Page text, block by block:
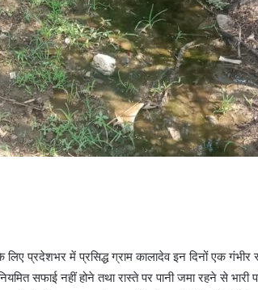
लिए प्रदेशभर में प्रसिद्ध ग्राम कालादेव इन दिनों एक
सफाई नहीं होने तथा रास्ते पर पानी जमा रहने से